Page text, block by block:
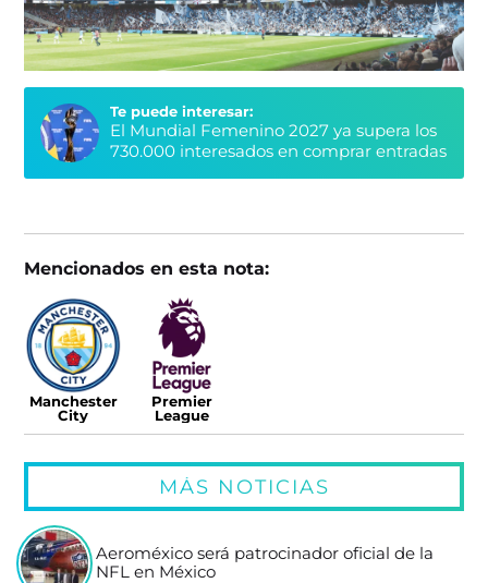
Te puede interesar:
El Mundial Femenino 2027 ya supera los
730.000 interesados en comprar entradas
Mencionados en esta nota:
Manchester
City
Premier
League
MÁS NOTICIAS
Aeroméxico será patrocinador oficial de la
NFL en México